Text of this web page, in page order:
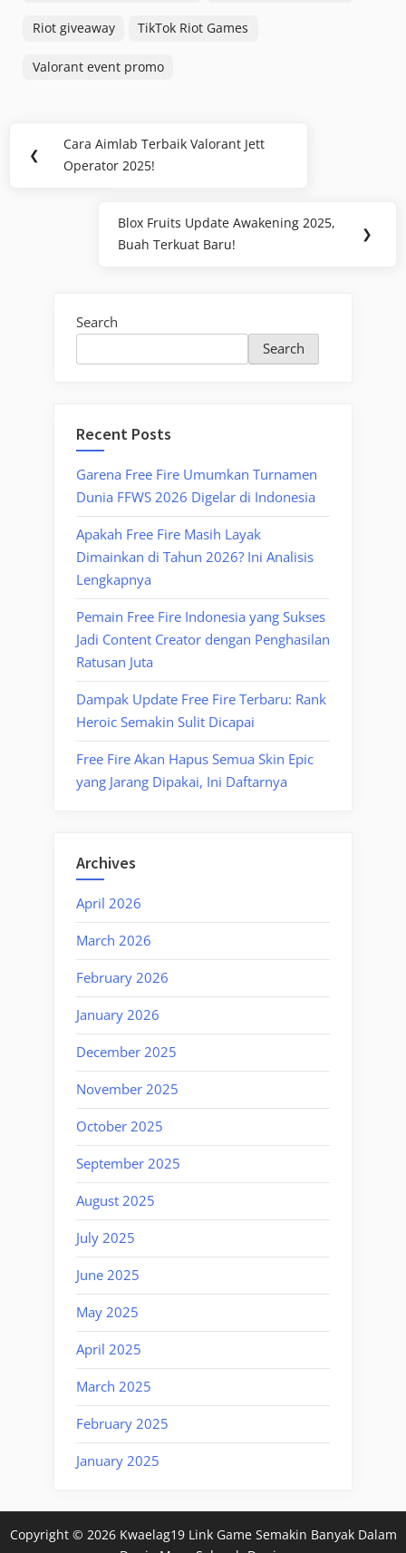
Riot giveaway TikTok Riot Games
Valorant event promo
navigation
❮
Previous
Post:
Cara Aimlab Terbaik Valorant Jett
Operator 2025!
Next
Post:
Blox Fruits Update Awakening 2025,
Buah Terkuat Baru!
❯
Search
Search
Recent Posts
Garena Free Fire Umumkan Turnamen
Dunia FFWS 2026 Digelar di Indonesia
Apakah Free Fire Masih Layak
Dimainkan di Tahun 2026? Ini Analisis
Lengkapnya
Pemain Free Fire Indonesia yang Sukses
Jadi Content Creator dengan Penghasilan
Ratusan Juta
Dampak Update Free Fire Terbaru: Rank
Heroic Semakin Sulit Dicapai
Free Fire Akan Hapus Semua Skin Epic
yang Jarang Dipakai, Ini Daftarnya
Archives
April 2026
March 2026
February 2026
January 2026
December 2025
November 2025
October 2025
September 2025
August 2025
July 2025
June 2025
May 2025
April 2025
March 2025
February 2025
January 2025
Copyright © 2026 Kwaelag19 Link Game Semakin Banyak Dalam